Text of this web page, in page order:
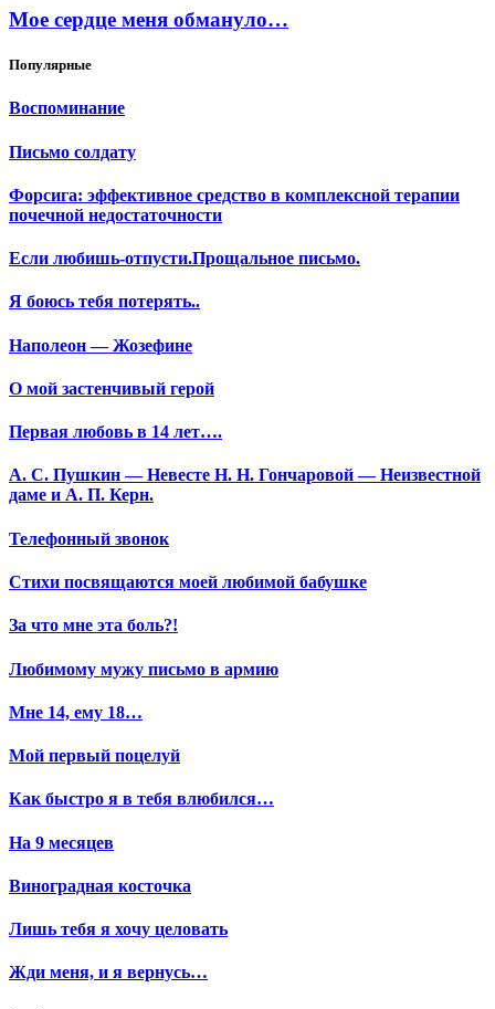
Мое сердце меня обмануло…
Популярные
Воспоминание
Письмо солдату
Форсига: эффективное средство в комплексной терапии
почечной недостаточности
Если любишь-отпусти.Прощальное письмо.
Я боюсь тебя потерять..
Наполеон — Жозефине
О мой застенчивый герой
Первая любовь в 14 лет….
А. С. Пушкин — Невесте Н. Н. Гончаровой — Неизвестной
даме и А. П. Керн.
Телефонный звонок
Стихи посвящаются моей любимой бабушке
За что мне эта боль?!
Любимому мужу письмо в армию
Мне 14, ему 18…
Мой первый поцелуй
Как быстро я в тебя влюбился…
На 9 месяцев
Виноградная косточка
Лишь тебя я хочу целовать
Жди меня, и я вернусь…